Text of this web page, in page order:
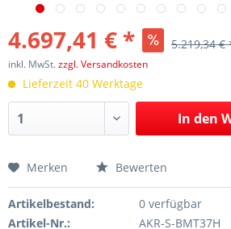
4.697,41 € * 5.219,34 €
inkl. MwSt.zzgl. Versandkosten
Lieferzeit 40 Werktage
In den
Merken Bewerten
Artikelbestand:
0 verfügbar
Artikel-Nr.:
AKR-S-BMT37H